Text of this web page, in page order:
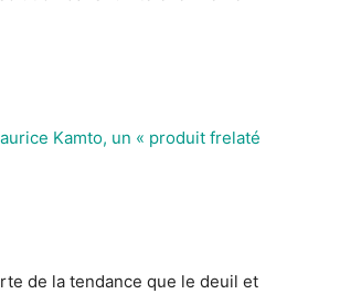
Kamto, un « produit frelaté
de la tendance que le deuil et